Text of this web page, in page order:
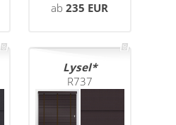
ab235 EUR
Lysel
R737